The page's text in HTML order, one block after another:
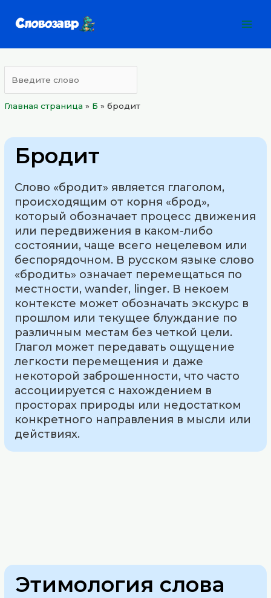
Главная страница » Б »бродит
Бродит
Слово «бродит» является глаголом,
происходящим от корня «брод»,
который обозначает процесс движения
или передвижения в каком-либо
состоянии, чаще всего нецелевом или
беспорядочном. В русском языке слово
«бродить» означает перемещаться по
местности, wander, linger. В некоем
контексте может обозначать экскурс в
прошлом или текущее блуждание по
различным местам без четкой цели.
Глагол может передавать ощущение
легкости перемещения и даже
некоторой заброшенности, что часто
ассоциируется с нахождением в
просторах природы или недостатком
конкретного направления в мысли или
действиях.
Этимология слова